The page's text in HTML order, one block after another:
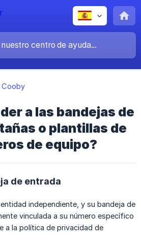
Cooby
a las bandejas de
o plantillas de
de equipo?
de entrada
independiente, y su bandeja de
vinculada a su número específico
a la política de privacidad de